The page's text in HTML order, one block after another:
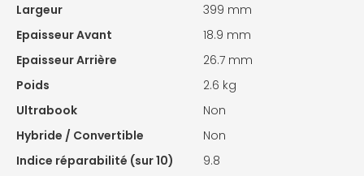
Largeur
399 mm
Epaisseur Avant
18.9 mm
Epaisseur Arrière
26.7 mm
Poids
2.6 kg
Ultrabook
Non
Hybride / Convertible
Non
Indice réparabilité (sur 10)
9.8